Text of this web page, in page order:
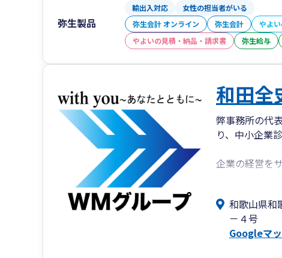
輸出入対応
女性の担当者がいる
弥生製品 弥生会計 オンライン 弥生会計 やよ
やよいの見積・納品・請求書
弥生給与
和田全
弊事務所の代
り、中小企業
企業の経営を
不十分で、「
弊事務所で
る支援がで
ットーに、
和歌山県和
－４号
Googleマ